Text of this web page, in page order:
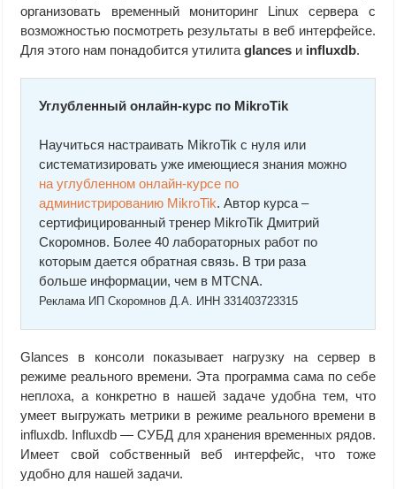
организовать временный мониторинг Linux сервера с
возможностью посмотреть результаты в веб интерфейсе.
Для этого нам понадобится утилитаglances и influxdb.
Углубленный онлайн-курс по MikroTik
Научиться настраивать MikroTik с нуля или
систематизировать уже имеющиеся знания можно
на углубленном онлайн-курcе по
администрированию MikroTik. Автор курcа –
сертифицированный тренер MikroTik Дмитрий
Скоромнов. Более 40 лабораторных работ по
которым дается обратная связь. В три раза
больше информации, чем в MTCNA.
Реклама ИП Скоромнов Д.А. ИНН 331403723315
Glances в консоли показывает нагрузку на сервер в
режиме реального времени. Эта программа сама по себе
неплоха, а конкретно в нашей задаче удобна тем, что
умеет выгружать метрики в режиме реального времени в
influxdb. Influxdb — СУБД для хранения временных рядов.
Имеет свой собственный веб интерфейс, что тоже
удобно для нашей задачи.